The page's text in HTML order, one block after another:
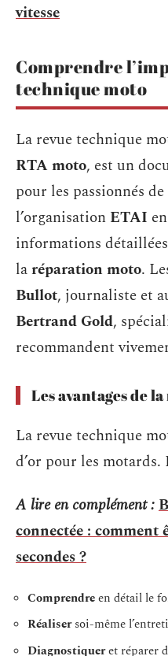
vitesse
Comprendre
technique moto
La revue technique
RTA moto, est un
pour les passionnés
l’organisation ETAI
informations
laréparation moto.
Bullot, journaliste et
Bertrand Gold,
recommandent
Les avantages de
La revue technique
d’or pour les
A lire en complément :
connectée : comment
secondes ?
Comprendreen détail le
Réalisersoi-même
Diagnostiqueret réparer